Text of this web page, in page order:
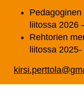
liitossa 2026
Rehtorien
liitossa 2025-